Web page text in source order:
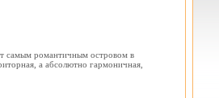
самым романтичным островом в
а абсолютно гармоничная,